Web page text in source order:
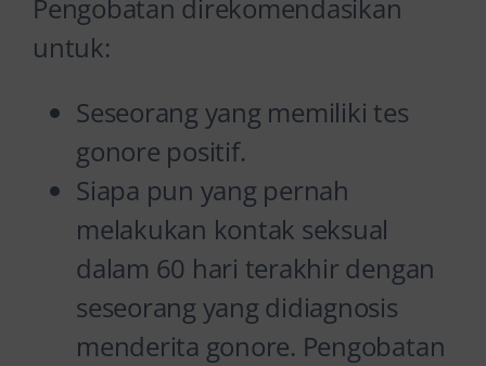
Pengobatan direkomendasikan
untuk:
Seseorang yang memiliki tes
gonore positif.
Siapa pun yang pernah
melakukan kontak seksual
dalam 60 hari terakhir dengan
seseorang yang didiagnosis
menderita gonore. Pengobatan